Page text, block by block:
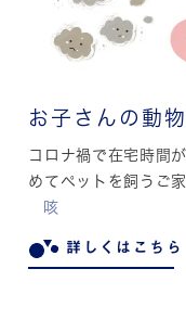
お子さんの動
コロナ禍で在宅時間
めてペットを飼うご
咳
詳しくはこちら